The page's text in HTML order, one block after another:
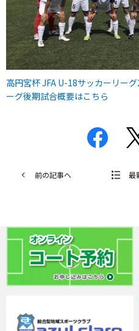
高円宮杯 JFA U-18サッカーリー
ーグ後期試合概要はこちら
前の記事へ 最